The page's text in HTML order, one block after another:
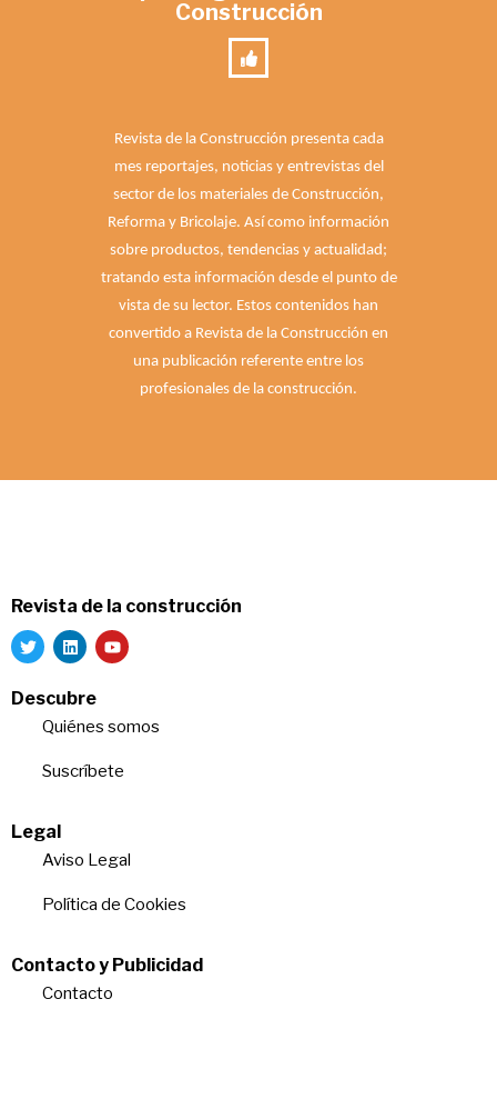
Construcción
Revista de la Construcción presenta cada
mes reportajes, noticias y entrevistas del
sector de los materiales de Construcción,
Reforma y Bricolaje. Así como información
sobre productos, tendencias y actualidad;
tratando esta información desde el punto de
vista de su lector. Estos contenidos han
convertido a Revista de la Construcción en
una publicación referente entre los
profesionales de la construcción.
Revista de la construcción
Descubre
Quiénes somos
Suscríbete
Legal
Aviso Legal
Política de Cookies
Contacto y Publicidad
Contacto